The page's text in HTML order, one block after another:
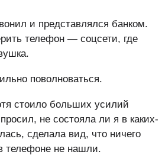
и представлялся банком.
телефон — соцсети, где
поволноваться.
стоило больших усилий
не состояла ли я в каких-
сделала вид, что ничего
телефоне не нашли.